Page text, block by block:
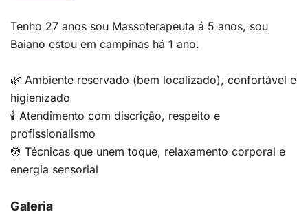
Tenho 27 anos sou Massoterapeuta á 5 anos, sou
Baiano estou em campinas há 1 ano.
🌿 Ambiente reservado (bem localizado), confortável e
higienizado
🕯️ Atendimento com discrição, respeito e
profissionalismo
💆 Técnicas que unem toque, relaxamento corporal e
energia sensorial
Galeria